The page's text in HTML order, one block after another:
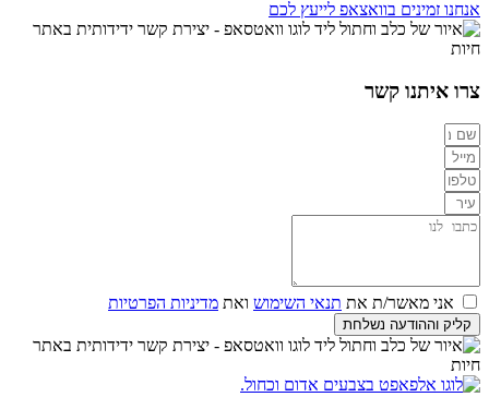
אנחנו זמינים בוואצאפ לייעץ לכם
צרו איתנו קשר
אני מאשר/ת את תנאי השימוש ואת מדיניות הפרטיות
קליק וההודעה נשלחת